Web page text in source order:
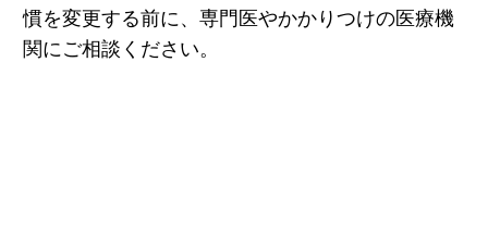
慣を変更する前に、専門医やかかりつけの医療機
関にご相談ください。